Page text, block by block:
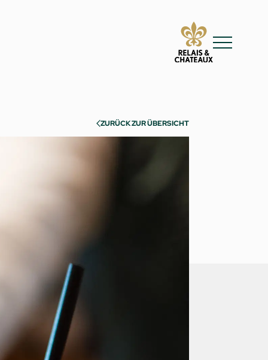
ZURÜCK ZUR ÜBERSICHT